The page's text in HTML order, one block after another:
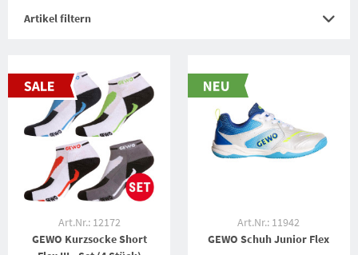
Artikel filtern
Art.Nr.: 12172
GEWO Kurzsocke Short
Art.Nr.: 11942
GEWO Schuh Junior Flex